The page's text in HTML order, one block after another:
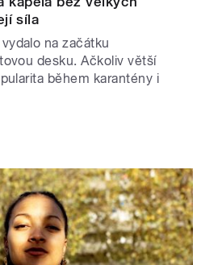
síla
na začátku
desku. Ačkoliv větší
během karantény i